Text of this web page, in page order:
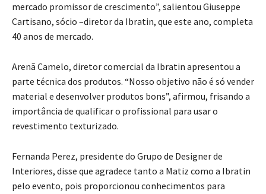
mercado promissor de crescimento”, salientou Giuseppe
Cartisano, sócio –diretor da Ibratin, que este ano, completa
40 anos de mercado.
Arenã Camelo, diretor comercial da Ibratin apresentou a
parte técnica dos produtos. “Nosso objetivo não é só vender
material e desenvolver produtos bons”, afirmou, frisando a
importância de qualificar o profissional para usar o
revestimento texturizado.
Fernanda Perez, presidente do Grupo de Designer de
Interiores, disse que agradece tanto a Matiz como a Ibratin
pelo evento, pois proporcionou conhecimentos para